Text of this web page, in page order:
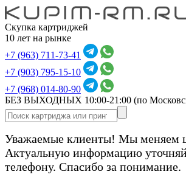
Скупка картриджей
10 лет на рынке
+7 (963) 711-73-41
+7 (903) 795-15-10
+7 (968) 014-80-90
БЕЗ ВЫХОДНЫХ 10:00-21:00 (по
Уважаемые клиенты! Мы меняем
Актуальную информацию
телефону. Спасибо за понимание.